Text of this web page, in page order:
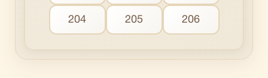
204 205 206